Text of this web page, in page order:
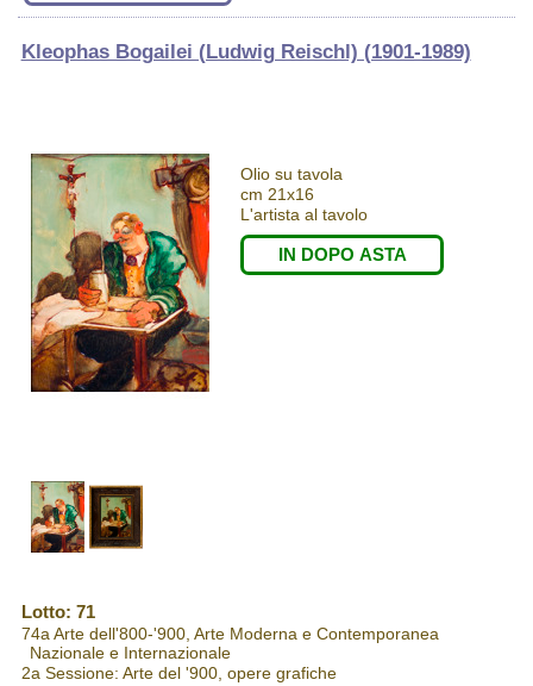
Kleophas Bogailei (Ludwig Reischl) (1901-1989)
Olio su tavola
cm 21x16
L'artista al tavolo
IN DOPO ASTA
Lotto: 71
74a Arte dell'800-'900, Arte Moderna e Contemporanea
Nazionale e Internazionale
2a Sessione: Arte del '900, opere grafiche